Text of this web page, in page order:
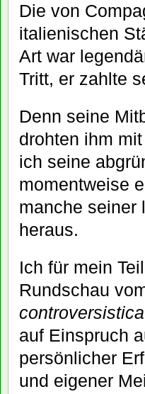
Die von
italienischen
Art war
Tritt, er zahlte
Denn seine
drohten ihm
ich seine
momentweise
manche seiner
heraus.
Ich für mein
Rundschau
controversistica
auf Einspruch
persönlicher
und eigener